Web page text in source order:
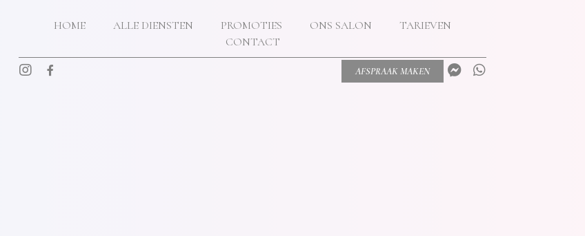
HOME ALLE DIENSTEN PROMOTIES ONS SALON
TARIEVEN
CONTACT
AFSPRAAK MAKEN